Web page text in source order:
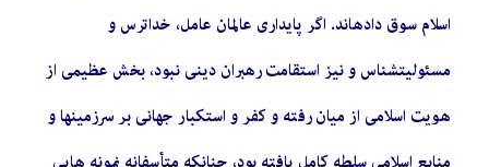
اسلام سوق دادهاند. اگر پایداری عالمان عامل، خداترس و
مسئولیتشناس و نیز استقامت رهبران دینی نبود، بخش عظیمی از
هویت اسلامی از میان رفته و کفر و استکبار جهانی بر سرزمینها و